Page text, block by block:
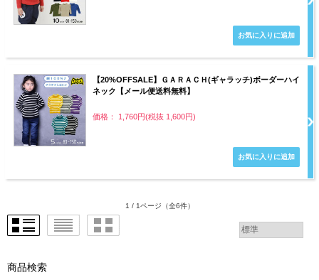
【20%OFFSALE】ＧＡＲＡＣＨ(ギャラッチ)ボーダーハイ
ネック【メール便送料無料】
価格： 1,760円(税抜 1,600円)
1 / 1ページ （全6件）
商品検索